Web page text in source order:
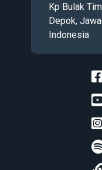
Kp Bulak
Depok,
Indonesia